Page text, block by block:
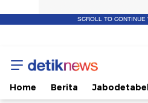
SCROLL TO CONTINUE
Home Berita